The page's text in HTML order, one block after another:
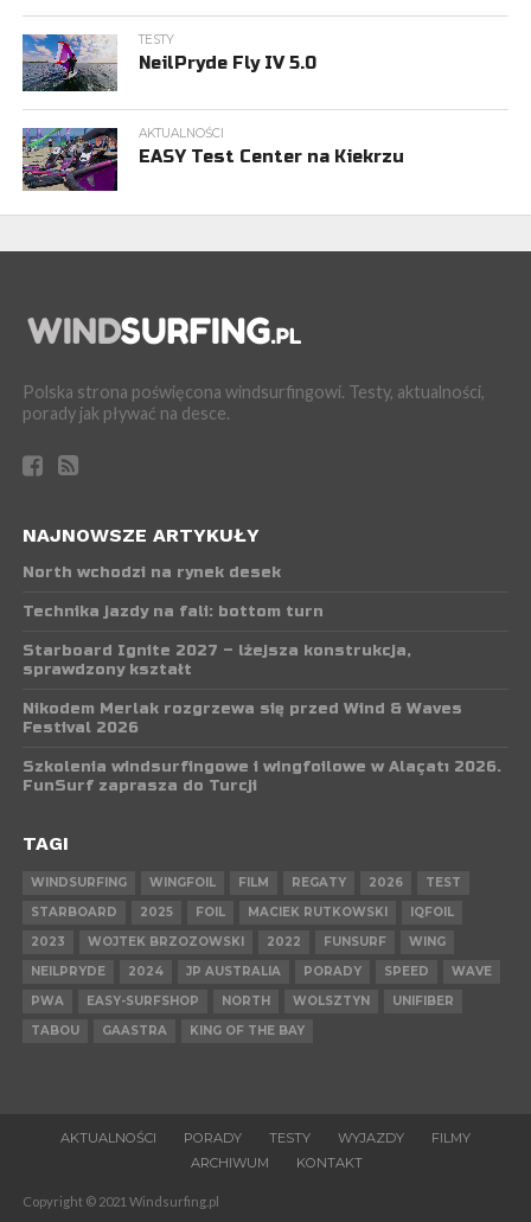
TESTY
NeilPryde Fly IV 5.0
AKTUALNOŚCI
EASY Test Center na Kiekrzu
Polska strona poświęcona windsurfingowi. Testy, aktualności,
porady jak pływać na desce.
NAJNOWSZE ARTYKUŁY
North wchodzi na rynek desek
Technika jazdy na fali: bottom turn
Starboard Ignite 2027 – lżejsza konstrukcja,
sprawdzony kształt
Nikodem Merlak rozgrzewa się przed Wind & Waves
Festival 2026
Szkolenia windsurfingowe i wingfoilowe w Alaçatı 2026.
FunSurf zaprasza do Turcji
TAGI
WINDSURFING WINGFOIL FILM REGATY 2026
TEST
STARBOARD
2025 FOIL MACIEK RUTKOWSKI
IQFOIL
2023
WOJTEK BRZOZOWSKI 2022 FUNSURF
WING
NEILPRYDE
2024 JP AUSTRALIA PORADY SPEED
WAVE
PWA
EASY-SURFSHOP NORTH WOLSZTYN
UNIFIBER
TABOU
GAASTRA KING OF THE BAY
AKTUALNOŚCI PORADY TESTY WYJAZDY
FILMY
ARCHIWUM
KONTAKT
Copyright © 2021 Windsurfing.pl